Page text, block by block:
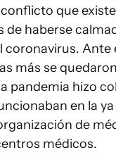
que
de haberse
coronavirus. Ante
más se
pandemia hizo
en la
de
médicos.